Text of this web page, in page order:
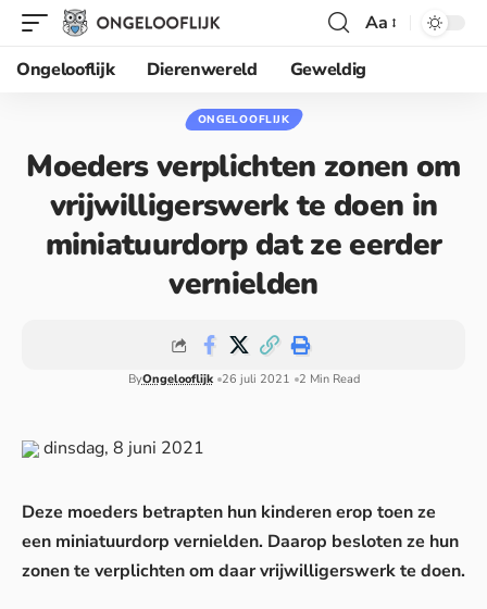
Aa
Ongelooflijk
Dierenwereld Geweldig
ONGELOOFLIJK
Moeders verplichten zonen om
vrijwilligerswerk te doen in
miniatuurdorp dat ze eerder
vernielden
ByOngelooflijk 26 juli 2021 2 Min Read
dinsdag, 8 juni 2021
Deze moeders betrapten hun kinderen erop toen ze
een miniatuurdorp vernielden. Daarop besloten ze hun
zonen te verplichten om daar vrijwilligerswerk te doen.